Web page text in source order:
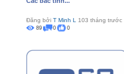
Đăng bởi T Minh L 103 tháng trước
89 0 0